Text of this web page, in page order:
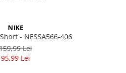
NIKE
- NESSA566-406
Lei
95,99 Lei